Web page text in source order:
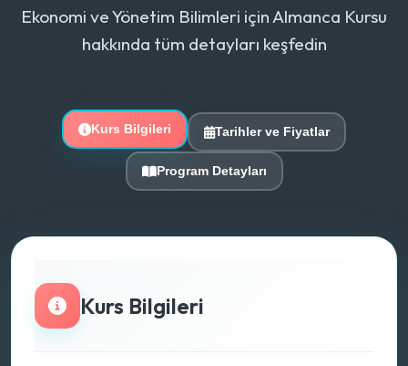
Ekonomi ve Yönetim Bilimleri için Almanca Kursu
hakkında tüm detayları keşfedin
Kurs Bilgileri Tarihler ve Fiyatlar
Program Detayları
Kurs Bilgileri